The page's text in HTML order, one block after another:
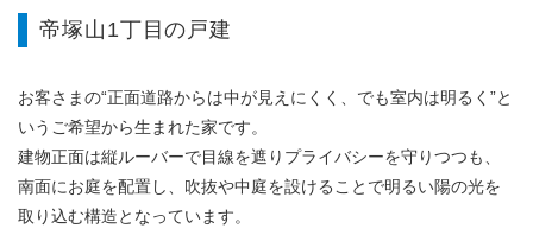
帝塚山1丁目の戸建
お客さまの“正面道路からは中が見えにくく、でも室内は明るく”と
いうご希望から生まれた家です。
建物正面は縦ルーバーで目線を遮りプライバシーを守りつつも、
南面にお庭を配置し、吹抜や中庭を設けることで明るい陽の光を
取り込む構造となっています。